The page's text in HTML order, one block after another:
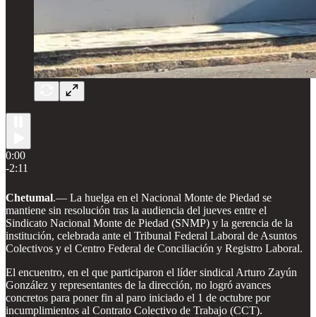
0:00
-2:11
Chetumal.— La huelga en el Nacional Monte de Piedad se
mantiene sin resolución tras la audiencia del jueves entre el
Sindicato Nacional Monte de Piedad (SNMP) y la gerencia de la
institución, celebrada ante el Tribunal Federal Laboral de Asuntos
Colectivos y el Centro Federal de Conciliación y Registro Laboral.
El encuentro, en el que participaron el líder sindical Arturo Zayún
González y representantes de la dirección, no logró avances
concretos para poner fin al paro iniciado el 1 de octubre por
incumplimientos al Contrato Colectivo de Trabajo (CCT).